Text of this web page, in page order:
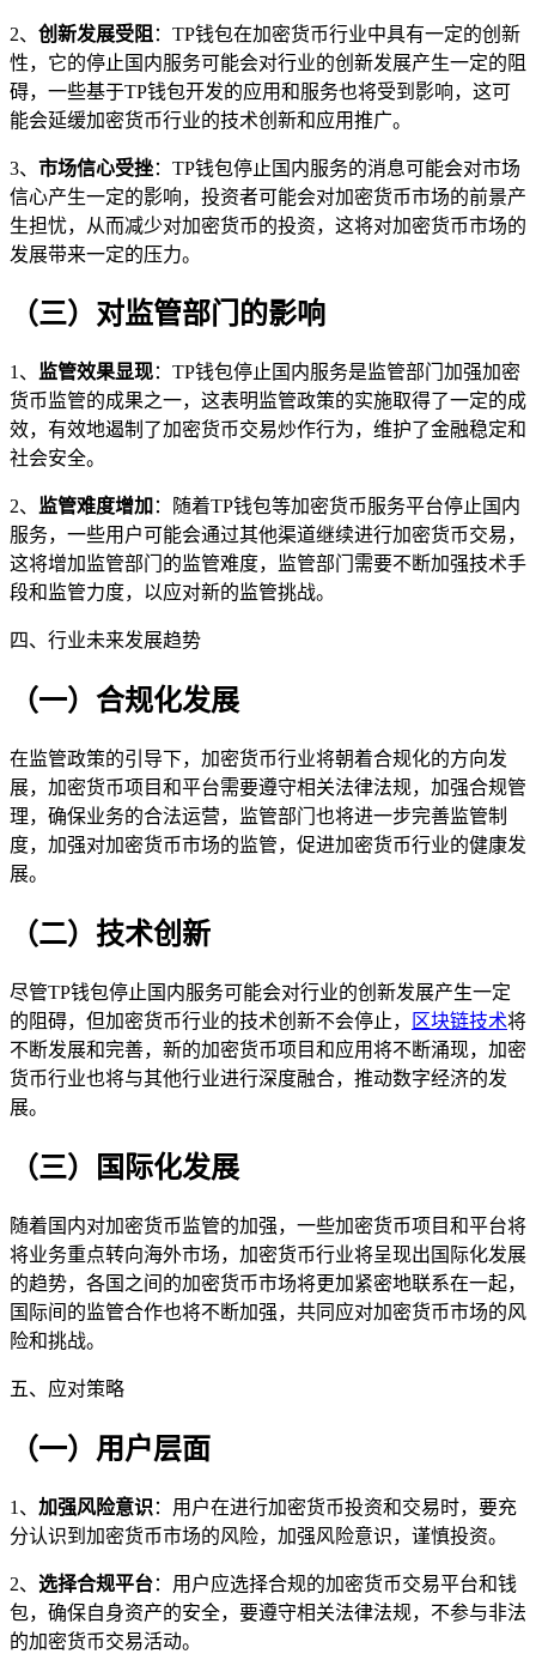
2、 创新发展受阻 ：TP钱包在加密货币行业中具有一定的创新
性，它的停止国内服务可能会对行业的创新发展产生一定的阻
碍，一些基于TP钱包开发的应用和服务也将受到影响，这可
能会延缓加密货币行业的技术创新和应用推广。
3、 市场信心受挫：TP钱包停止国内服务的消息可能会对市场
信心产生一定的影响，投资者可能会对加密货币市场的前景产
生担忧，从而减少对加密货币的投资，这将对加密货币市场的
发展带来一定的压力。
（三）对监管部门的影响
1、 监管效果显现：TP钱包停止国内服务是监管部门加强加密
货币监管的成果之一，这表明监管政策的实施取得了一定的成
效，有效地遏制了加密货币交易炒作行为，维护了金融稳定和
社会安全。
2、 监管难度增加 ：随着TP钱包等加密货币服务平台停止国内
服务，一些用户可能会通过其他渠道继续进行加密货币交易，
这将增加监管部门的监管难度，监管部门需要不断加强技术手
段和监管力度，以应对新的监管挑战。
四、行业未来发展趋势
（一）合规化发展
在监管政策的引导下，加密货币行业将朝着合规化的方向发
展，加密货币项目和平台需要遵守相关法律法规，加强合规管
理，确保业务的合法运营，监管部门也将进一步完善监管制
度，加强对加密货币市场的监管，促进加密货币行业的健康发
展。
（二）技术创新
尽管TP钱包停止国内服务可能会对行业的创新发展产生一定
的阻碍，但加密货币行业的技术创新不会停止，
区块链技术将
不断发展和完善，新的加密货币项目和应用将不断涌现，加密
货币行业也将与其他行业进行深度融合，推动数字经济的发
展。
（三）国际化发展
随着国内对加密货币监管的加强，一些加密货币项目和平台将
将业务重点转向海外市场，加密货币行业将呈现出国际化发展
的趋势，各国之间的加密货币市场将更加紧密地联系在一起，
国际间的监管合作也将不断加强，共同应对加密货币市场的风
险和挑战。
五、应对策略
（一）用户层面
1、 加强风险意识 ：用户在进行加密货币投资和交易时，要充
分认识到加密货币市场的风险，加强风险意识，谨慎投资。
2、 选择合规平台：用户应选择合规的加密货币交易平台和钱
包，确保自身资产的安全，要遵守相关法律法规，不参与非法
的加密货币交易活动。